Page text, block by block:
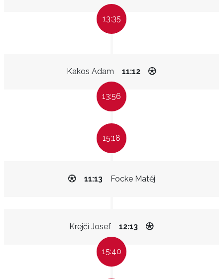
13:35
Kakos Adam 11:12
13:56
15:18
Focke Matěj
11:13
Krejčí Josef 12:13
15:40